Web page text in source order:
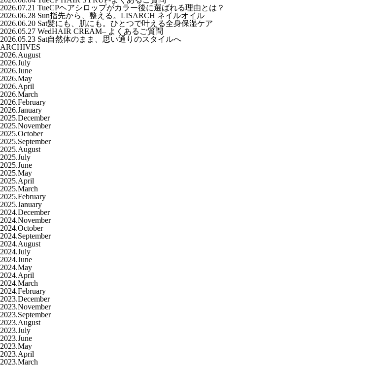
2026.07.21 TueCPヘアシロップがカラー後に選ばれる理由とは？
2026.06.28 Sun指先から、整える。LISARCH ネイルオイル
2026.06.20 Sat髪にも、肌にも。ひとつで叶える全身保湿ケア
2026.05.27 WedHAIR CREAM– よくあるご質問
2026.05.23 Sat自然体のまま、思い通りのスタイルへ
ARCHIVES
2026.August
2026.July
2026.June
2026.May
2026.April
2026.March
2026.February
2026.January
2025.December
2025.November
2025.October
2025.September
2025.August
2025.July
2025.June
2025.May
2025.April
2025.March
2025.February
2025.January
2024.December
2024.November
2024.October
2024.September
2024.August
2024.July
2024.June
2024.May
2024.April
2024.March
2024.February
2023.December
2023.November
2023.September
2023.August
2023.July
2023.June
2023.May
2023.April
2023.March